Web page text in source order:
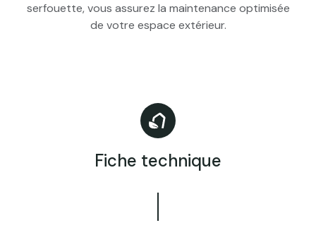
serfouette, vous assurez la maintenance optimisée
de votre espace extérieur.
Fiche technique